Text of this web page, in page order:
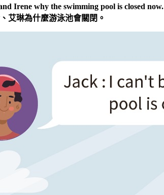
Irene why the swimming pool is closed now.
艾琳為什麼游泳池會關閉。